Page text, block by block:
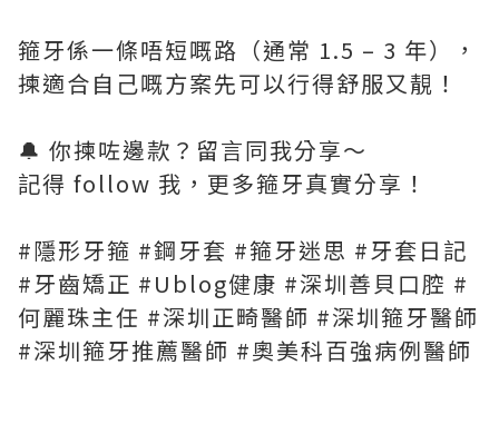
箍牙係一條唔短嘅路（通常 1.5 – 3 年），
揀適合自己嘅方案先可以行得舒服又靚！
🔔 你揀咗邊款？留言同我分享～
記得 follow 我，更多箍牙真實分享！
#隱形牙箍 #鋼牙套 #箍牙迷思 #牙套日記
#牙齒矯正 #Ublog健康 #深圳善貝口腔 #
何麗珠主任 #深圳正畸醫師 #深圳箍牙醫師
#深圳箍牙推薦醫師 #奧美科百強病例醫師